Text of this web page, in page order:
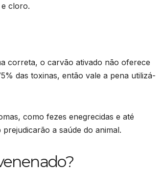
cloro.
correta, o carvão ativado não oferece
das toxinas, então vale a pena utilizá-
como fezes enegrecidas e até
a saúde do animal.